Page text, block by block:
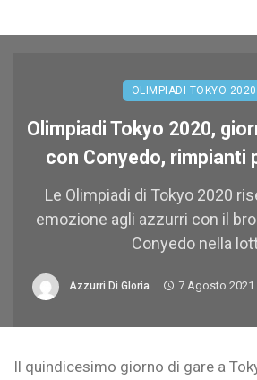
OLIMPIADI TOKYO 2020
Olimpiadi Tokyo 2020,
con Conyedo, rimpianti
Le Olimpiadi di Tokyo 2020
emozione agli azzurri con il
Conyedo nella
Azzurri Di Gloria 7 Agosto 2021
Il quindicesimo giorno di gare a